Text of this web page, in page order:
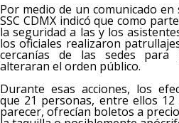
Por medio de un comunicado en
SSC CDMX indicó que como
la seguridad a las y los
los oficiales realizaron
cercanías de las sedes para
alteraran el orden público.
Durante esas acciones, los
que 21 personas, entre ellos 12
parecer, ofrecían boletos a